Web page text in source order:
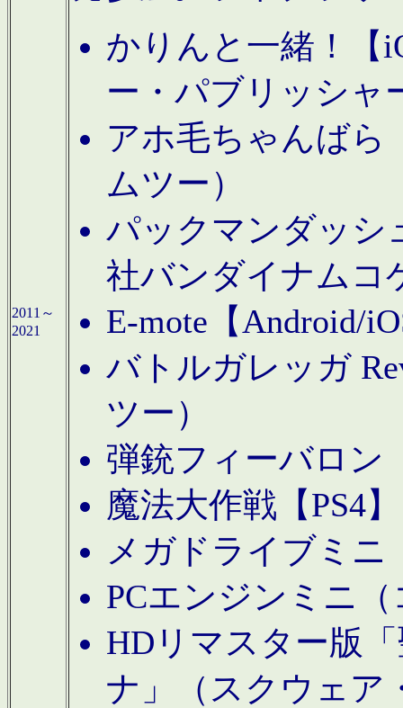
2011～
2021
かりんと一緒！【
ー・パブリッシャ
アホ毛ちゃんばら
ムツー）
パックマンダッシ
社バンダイナムコ
E-mote【Android/
バトルガレッガ
ツー）
弾銃フィーバロン
魔法大作戦【PS4
メガドライブミニ
PCエンジンミニ
HDリマスター版
ナ」（スクウェア